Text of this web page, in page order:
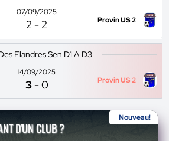
07/09/2025
2 -2 Provin US 2
Flandres Sen D1 A D3
14/09/2025
3 -0 Provin US 2
Nouveau!
D'UN CLUB ?